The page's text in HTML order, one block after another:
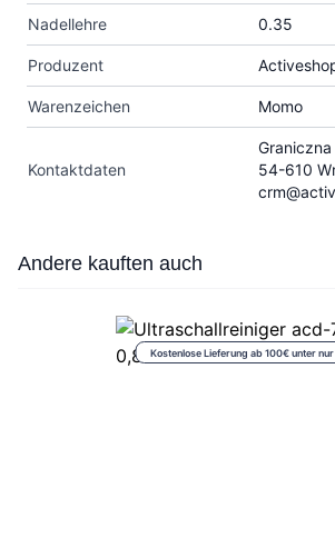
Nadellehre 0.35
Produzent
Warenzeichen Momo
Kontaktdaten
54-610
Press to skip carousel
Andere kauften auch
Kostenlose Lieferung ab 100€ unter